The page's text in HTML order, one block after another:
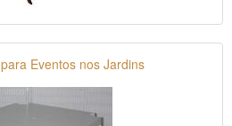
Eventos nos Jardins